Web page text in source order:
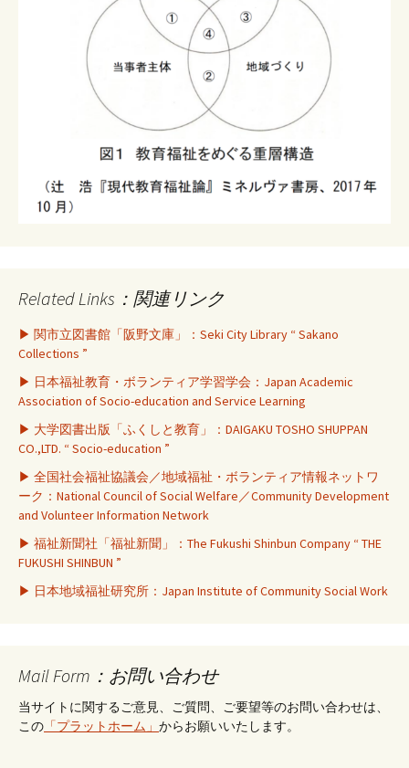
Related Links：関連リンク
▶ 関市立図書館「阪野文庫」：Seki City Library “ Sakano
Collections ”
▶ 日本福祉教育・ボランティア学習学会：Japan Academic
Association of Socio-education and Service Learning
▶ 大学図書出版「ふくしと教育」：DAIGAKU TOSHO SHUPPAN
CO.,LTD. “ Socio-education ”
▶ 全国社会福祉協議会／地域福祉・ボランティア情報ネットワ
ーク：National Council of Social Welfare／Community Development
and Volunteer Information Network
▶ 福祉新聞社「福祉新聞」：The Fukushi Shinbun Company “ THE
FUKUSHI SHINBUN ”
▶ 日本地域福祉研究所：Japan Institute of Community Social Work
Mail Form：お問い合わせ
当サイトに関するご意見、ご質問、ご要望等のお問い合わせは、
この 「プラットホーム」 からお願いいたします。